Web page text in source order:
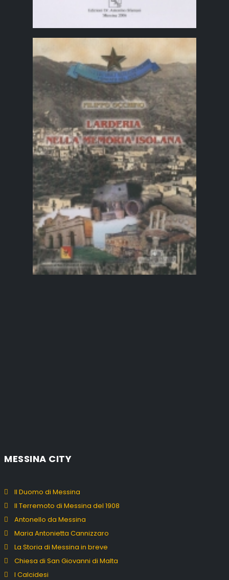
MESSINA CITY
Il Duomo di Messina
Il Terremoto di Messina del 1908
Antonello da Messina
Maria Antonietta Cannizzaro
La Storia di Messina in breve
Chiesa di San Giovanni di Malta
I Calcidesi